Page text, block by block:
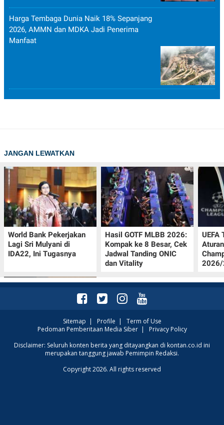
Harga Tembaga Dunia Naik 18% Sepanjang
2026, AMMN dan MDKA Jadi Penerima
Manfaat
JANGAN LEWATKAN
World Bank Pekerjakan
Lagi Sri Mulyani di
IDA22, Ini Tugasnya
Hasil GOTF MLBB 2026:
Kompak ke 8 Besar, Cek
Jadwal Tanding ONIC
dan Vitality
UEFA
2026/
Jadwal Persija vs Arema
FC Perebutan Juara 3
Sitemap Profile
Term of Use
Pedoman Pemberitaan Media Siber| Privacy Policy
Disclaimer: Seluruh konten berita yang ditayangkan di kontan.co.id ini
merupakan tanggung jawab Pemimpin Redaksi.
Copyright 2026. All rights reserved